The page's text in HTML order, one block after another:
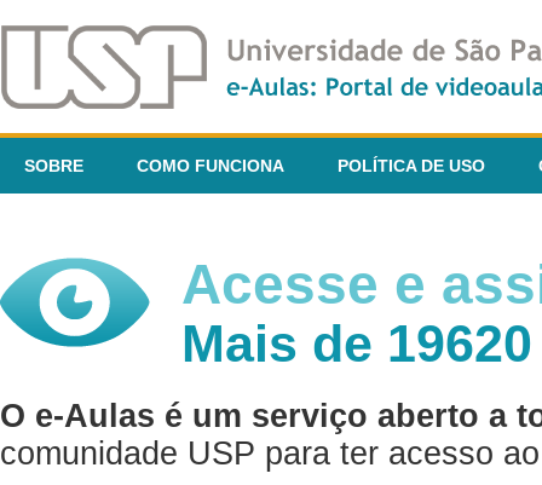
SOBRE COMO FUNCIONA POLÍTICA DE USO
Acesse e
Mais de
O e-Aulas é um serviço aberto a
comunidade USP para ter acesso